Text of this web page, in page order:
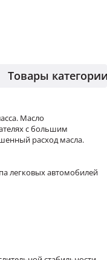
Товары
Масло
с большим
расход масла.
легковых автомобилей